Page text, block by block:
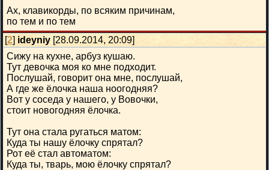
Ах, клавикорды, по всяким причинам,
по тем и по тем
[2] ideyniy [28.09.2014, 20:09]
Сижу на кухне, арбуз кушаю.
Тут девочка моя ко мне подходит.
Послушай, говорит она мне, послушай,
А где же ёлочка наша ноогодняя?
Вот у соседа у нашего, у Вовочки,
стоит новогодняя ёлочка.
Тут она стала ругаться матом:
Куда ты нашу ёлочку спрятал?
Рот её стал автоматом:
Куда ты, тварь, мою ёлочку спрятал?